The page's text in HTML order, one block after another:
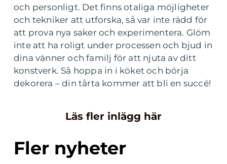
och personligt. Det finns otaliga möjligheter
och tekniker att utforska, så var inte rädd för
att prova nya saker och experimentera. Glöm
inte att ha roligt under processen och bjud in
dina vänner och familj för att njuta av ditt
konstverk. Så hoppa in i köket och börja
dekorera – din tårta kommer att bli en succé!
Läs fler inlägg här
Fler nyheter